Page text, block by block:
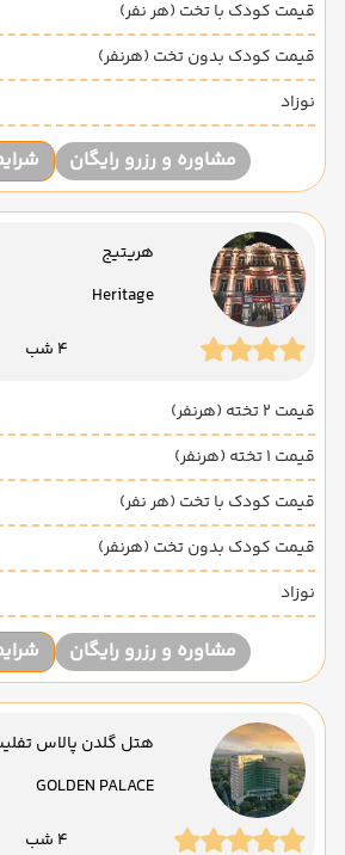
قیمت کودک با تخت (هر نفر)
قیمت کودک بدون تخت (هرنفر)
نوزاد
مشاوره و رزرو رایگان
هریتیج
Heritage
4 شب
قیمت 2 تخته (هرنفر)
قیمت 1 تخته (هرنفر)
قیمت کودک با تخت (هر نفر)
قیمت کودک بدون تخت (هرنفر)
نوزاد
مشاوره و رزرو رایگان
هتل گلدن پالاس
GOLDEN PALACE
4 شب